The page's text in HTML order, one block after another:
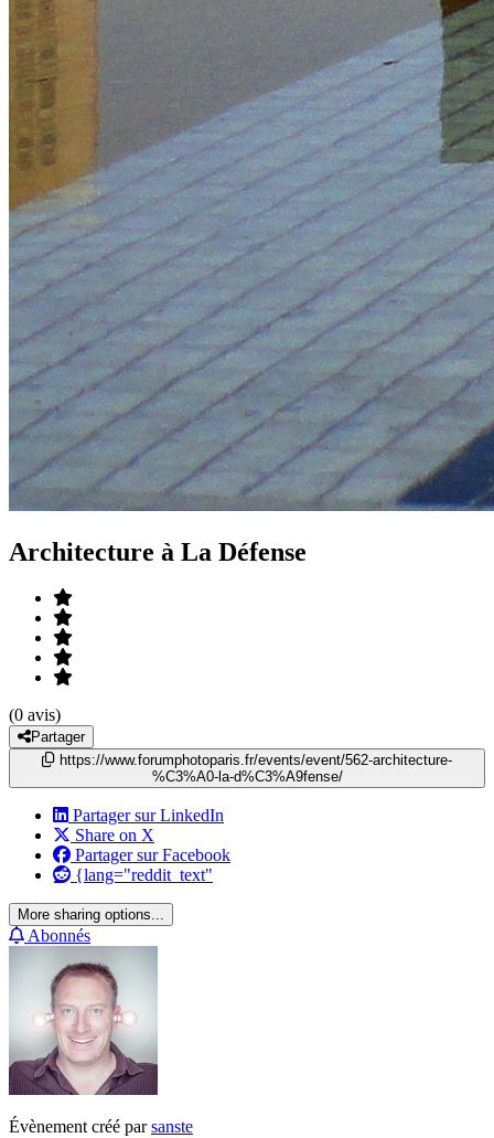
Architecture à La Défense
(0 avis)
Partager
https://www.forumphotoparis.fr/events/event/562-architecture-
%C3%A0-la-d%C3%A9fense/
Partager sur LinkedIn
Share on X
Partager sur Facebook
{lang="reddit_text"
More sharing options...
Abonnés
Évènement créé parsanste